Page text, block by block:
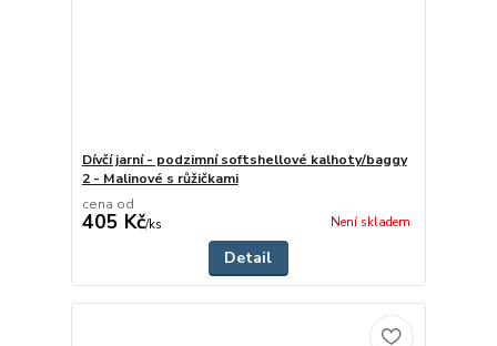
Dívčí jarní - podzimní softshellové kalhoty/baggy
2 - Malinové s růžičkami
cena od
405 Kč/ks Není skladem
Detail